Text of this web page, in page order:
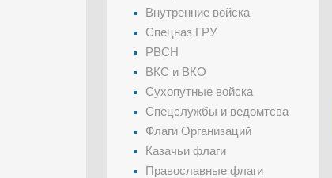
Внутренние войска
Спецназ ГРУ
РВСН
ВКС и ВКО
Сухопутные войска
Спецслужбы и ведомтсва
Флаги Организаций
Казачьи флаги
Православные флаги